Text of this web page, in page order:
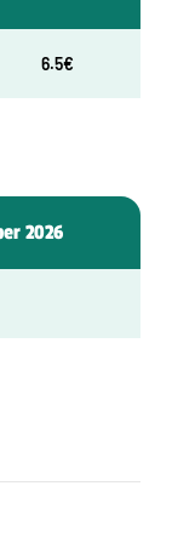
6.5€
2026